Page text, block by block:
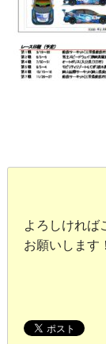
よろしければ
お願いします！